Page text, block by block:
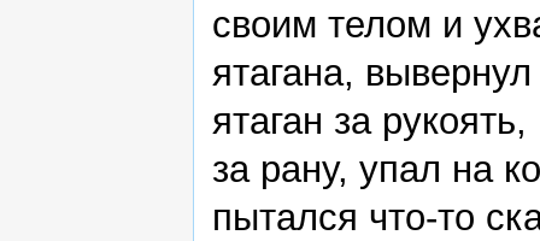
своим телом и
ятагана,
ятаган за
за рану, упал на
пытался что-то